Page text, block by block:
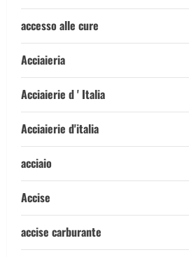
accesso alle cure
Acciaieria
Acciaierie d ' Italia
Acciaierie d'italia
acciaio
Accise
accise carburante